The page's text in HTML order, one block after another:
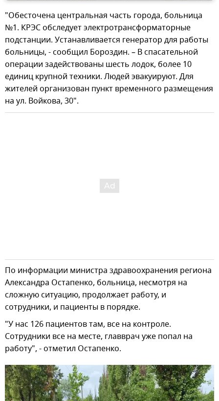
"Обесточена центральная часть города, больница
№1. КРЭС обследует электротрансформаторные
подстанции. Устанавливается генератор для работы
больницы, - сообщил Бороздин. – В спасательной
операции задействованы шесть лодок, более 10
единиц крупной техники. Людей эвакуируют. Для
жителей организован пункт временного размещения
на ул. Войкова, 30".
По информации министра здравоохранения региона
Александра Остапенко, больница, несмотря на
сложную ситуацию, продолжает работу, и
сотрудники, и пациенты в порядке.
"У нас 126 пациентов там, все на контроле.
Сотрудники все на месте, главврач уже попал на
работу", - отметил Остапенко.